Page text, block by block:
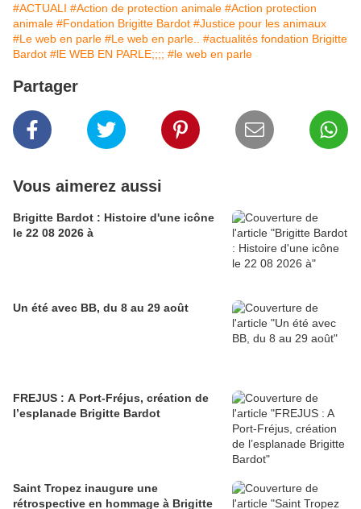
#ACTUALI #Action de protection animale #Action protection
animale #Fondation Brigitte Bardot #Justice pour les animaux
#Le web en parle #Le web en parle..
#actualités fondation Brigitte
Bardot #lE WEB EN PARLE;;;; #le web en parle
Partager
Vous aimerez aussi
Brigitte Bardot : Histoire d'une icône
le 22 08 2026 à
Un été avec BB, du 8 au 29 août
FREJUS : A Port-Fréjus, création de
l’esplanade Brigitte Bardot
Saint Tropez inaugure une
rétrospective en hommage à Brigitte